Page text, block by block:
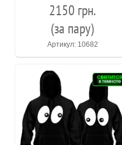
2150 грн.
(за пару)
Артикул: 10682